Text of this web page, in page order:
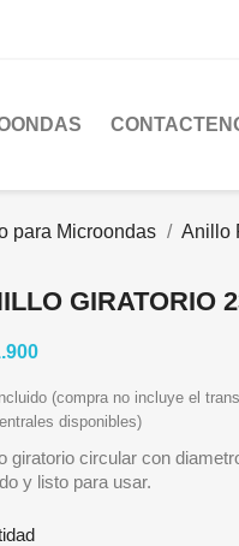
para Microondas Anillo
GIRATORIO
(compra no incluye el
disponibles)
giratorio circular con
y listo para usar.